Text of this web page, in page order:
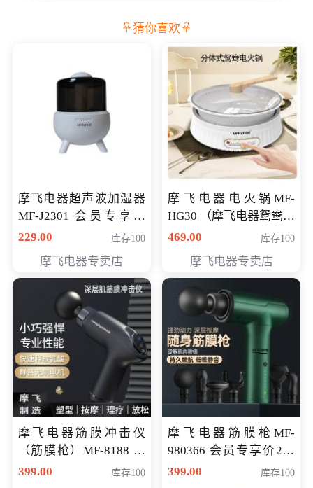
猜你喜欢
摩飞电器超声波加湿器
MF-J2301 会员专享价
168元
229.00 库存100
摩飞电器专卖店
摩飞电器电火锅MF-
HG30 （摩飞电器鸳鸯锅
MF-HG30 ） 会员专享价
469.00 库存100
摩飞电器专卖店
摩飞电器筋膜冲击仪
（筋膜枪）MF-8188 会
员专享价268元
399.00 库存100
摩飞电器筋膜枪MF-
980366 会员专享价299
元
399.00 库存100